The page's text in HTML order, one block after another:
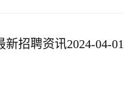
新招聘资讯2024-04-01